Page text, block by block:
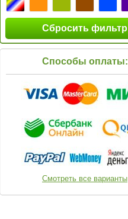
Сбросить фильтр
Способы оплаты:
Смотреть все варианты